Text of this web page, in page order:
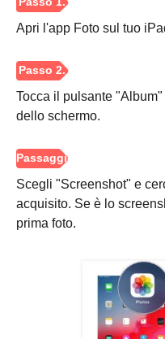
Apri l'app Foto sul tuo
Tocca il pulsante
dello schermo.
Scegli "Screenshot" e
acquisito. Se è lo
prima foto.